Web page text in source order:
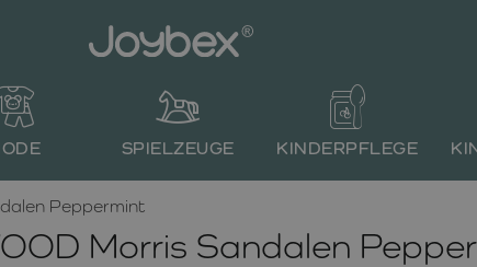
SPIELZEUGE KINDERPFLEGE
Morris Sandalen
Peppermint